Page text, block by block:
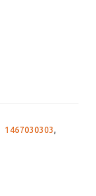
1467030303,